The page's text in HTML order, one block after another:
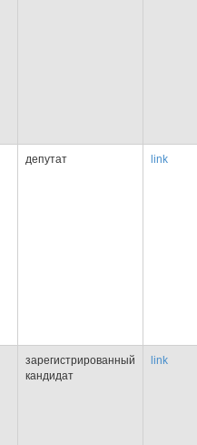
депутат link
зарегистрированный
кандидат
link